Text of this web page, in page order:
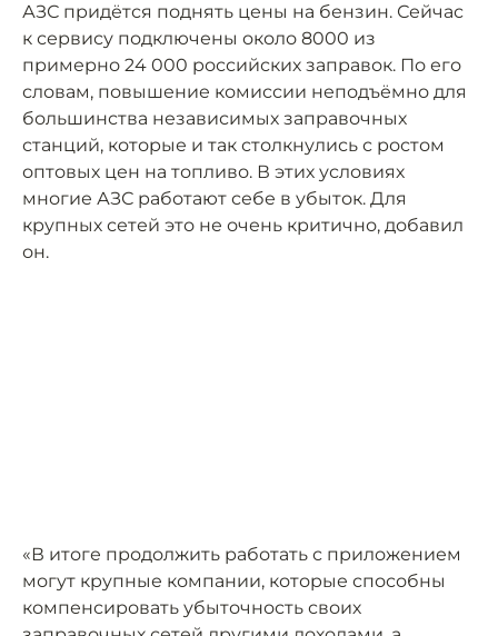
АЗС придётся поднять цены на бензин. Сейчас
к сервису подключены около 8000 из
примерно 24 000 российских заправок. По его
словам, повышение комиссии неподъёмно для
большинства независимых заправочных
станций, которые и так столкнулись с ростом
оптовых цен на топливо. В этих условиях
многие АЗС работают себе в убыток. Для
крупных сетей это не очень критично, добавил
он.
«В итоге продолжить работать с приложением
могут крупные компании, которые способны
компенсировать убыточность своих